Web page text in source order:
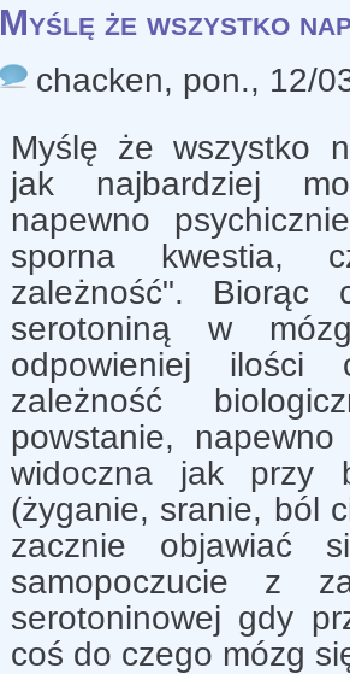
Myślę że wszystko
chacken, pon., 12/
Myślę że wszystko
jak najbardziej
napewno
sporna kwestia,
zależność". Biorąc
serotoniną w
odpowieniej ilości
zależność
powstanie,
widoczna jak przy
(żyganie, sranie, ból
zacznie objawiać
samopoczucie z
serotoninowej gdy
coś do czego mózg